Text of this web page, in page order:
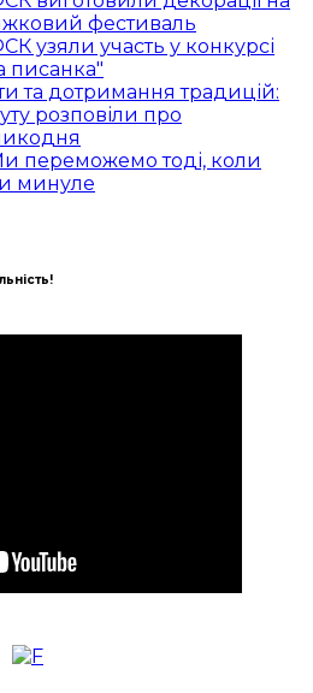
фестиваль
узяли участь у конкурсі
писанка"
та дотримання традицій:
розповіли про
Ми переможемо тоді, коли
минуле